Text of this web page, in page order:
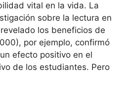
vital en la vida. La
sobre la lectura en
los beneficios de
por ejemplo, confirmó
efecto positivo en el
de los estudiantes. Pero